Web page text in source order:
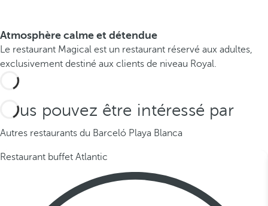
Atmosphère calme et détendue
Le restaurant Magical est un restaurant réservé aux adultes,
exclusivement destiné aux clients de niveau Royal.
Vous pouvez être intéressé par
Autres restaurants du Barceló Playa Blanca
Restaurant buffet Atlantic